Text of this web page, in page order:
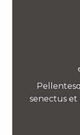
senectus et